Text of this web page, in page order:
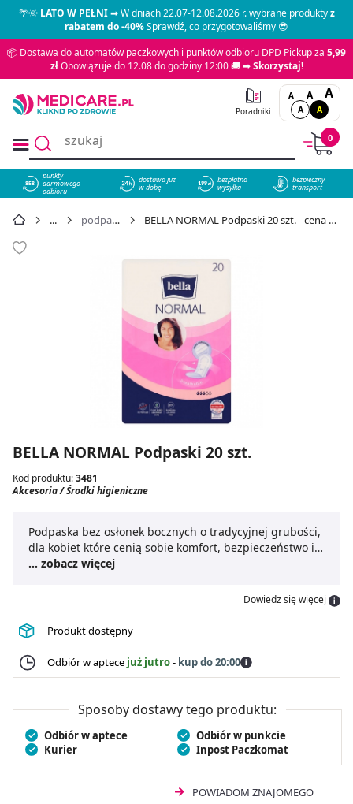
🌴🌞LATO W PEŁNI➡ W dniach 22.07-12.08.2026 r. wybrane produktyz
rabatem do -40%Sprawdź, co przygotowaliśmy 😎
📦 Dostawa do automatów paczkowych i punktów odbioru DPD Pickup za 5,99
złObowiązuje do 12.08 do godziny 12:00 🚚 ➡Skorzystaj!
Poradniki
A A A
A A
0
858
punkty
darmowego
odbioru
dostawa już
w dobę
bezpłatna
wysyłka
bezpieczny
transport
podpaski BELLA NORMAL Podpaski 20 szt. - cena 4,79 zł
BELLA NORMAL Podpaski 20 szt.
Kod produktu:3481
Akcesoria / Środki higieniczne
Podpaska bez osłonek bocznych o tradycyjnej grubości,
dla kobiet które cenią sobie komfort, bezpieczeństwo i
naturalność. Pokryta jest miękką i przyjemną w dotyku
... zobacz więcej
Dowiedz się więcej
Produkt dostępny
Odbiór w aptece już jutro- kup do 20:00
Sposoby dostawy tego produktu:
Odbiór w aptece
Odbiór w punkcie
Kurier
Inpost Paczkomat
POWIADOM ZNAJOMEGO